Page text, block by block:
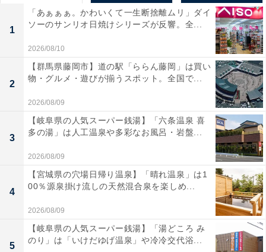
1
「あぁぁぁ。かわいくて一生断捨離ムリ」ダイ
ソーのサンリオ日焼けシリーズが反響。全...
2026/08/10
2
【群馬県藤岡市】道の駅「ららん藤岡」は買い
物・グルメ・遊びが揃うスポット。全国で...
2026/08/09
3
【岐阜県の人気スーパー銭湯】「六条温泉 喜
多の湯」は人工温泉や多彩なお風呂・岩盤...
2026/08/09
4
【宮城県の穴場日帰り温泉】「晴れ温泉」は1
00％源泉掛け流しの天然混合泉を楽しめ...
2026/08/09
5
【岐阜県の人気スーパー銭湯】「湯どころ み
のり」は「いけだゆげ温泉」や冷冷交代浴...